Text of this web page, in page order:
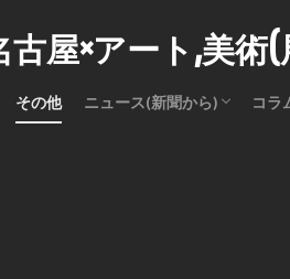
名古屋×アート,美
その他 ニュース(新聞から) コラ